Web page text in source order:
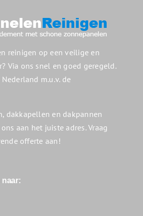
reinigen op een veilige en
Via ons snel en goed geregeld.
m.u.v. de
dakkapellen en dakpannen
aan het juiste adres. Vraag
offerte aan!
naar: